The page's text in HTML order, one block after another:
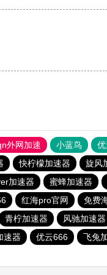
外网加速 小蓝鸟
快柠檬加速器 旋风
加速器 蜜蜂加速器
红海pro官网 免费
青柠加速器 风驰加速器
速器 优云666 飞兔